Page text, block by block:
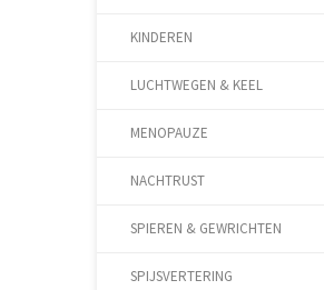
KINDEREN
LUCHTWEGEN & KEEL
MENOPAUZE
NACHTRUST
SPIEREN & GEWRICHTEN
SPIJSVERTERING